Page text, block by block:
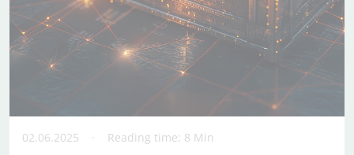
02.06.2025 Reading time: 8 Min